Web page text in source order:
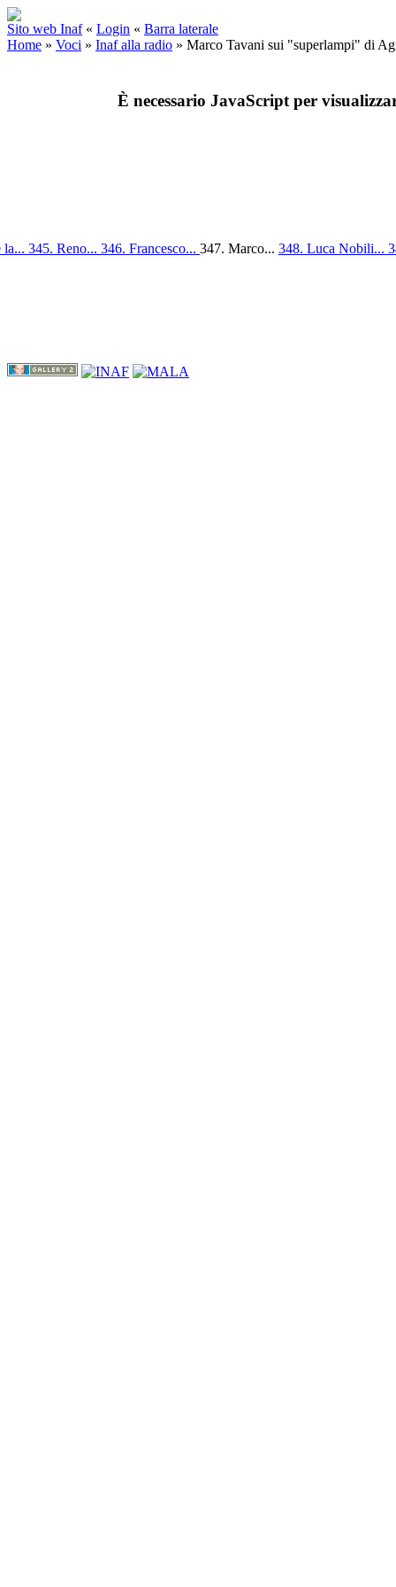
Sito web Inaf « Login « Barra laterale
Home » Voci » Inaf alla radio » Marco Tavani sui "superlampi" di
È necessario JavaScript per
la... 345. Reno... 346. Francesco... 347. Marco... 348. Luca Nobili...